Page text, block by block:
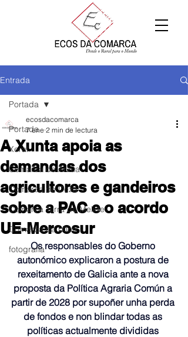
Entrada
Portada
Xeral
Comarca de Arzúa
Comarca de Deza
Comarca Terra de Melide
Comarca da Ulloa
fotografía
Portada
A Xunta apoia as
demandas dos
agricultores e gandeiros
sobre a PAC e o acordo
UE-Mercosur
ecosdacomarca
7 ene 2 min de lectura
Os responsables do Goberno
autonómico explicaron a postura de
rexeitamento de Galicia ante a nova
proposta da Política Agraria Común a
partir de 2028 por supoñer unha perda
de fondos e non blindar todas as
políticas actualmente divididas